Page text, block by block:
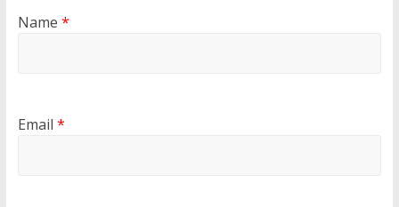
Name *
Email *